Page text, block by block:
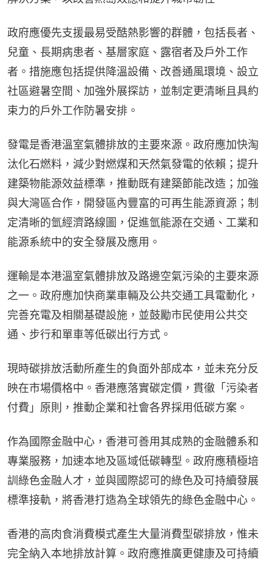
政府應優先支援最易受酷熱影響的群體，包括長者、
兒童、長期病患者、基層家庭、露宿者及戶外工作
者。措施應包括提供降溫設備、改善通風環境、設立
社區避暑空間、加強外展探訪，並制定更清晰且具約
束力的戶外工作防暑安排。
發電是香港溫室氣體排放的主要來源。政府應加快淘
汰化石燃料，減少對燃煤和天然氣發電的依賴；提升
建築物能源效益標準，推動既有建築節能改造；加強
與大灣區合作，開發區內豐富的可再生能源資源；制
定清晰的氫經濟路線圖，促進氫能源在交通、工業和
能源系統中的安全發展及應用。
運輸是本港溫室氣體排放及路邊空氣污染的主要來源
之一。政府應加快商業車輛及公共交通工具電動化，
完善充電及相關基礎設施，並鼓勵市民使用公共交
通、步行和單車等低碳出行方式。
現時碳排放活動所產生的負面外部成本，並未充分反
映在市場價格中。香港應落實碳定價，貫徹「污染者
付費」原則，推動企業和社會各界採用低碳方案。
作為國際金融中心，香港可善用其成熟的金融體系和
專業服務，加速本地及區域低碳轉型。政府應積極培
訓綠色金融人才，並與國際認可的綠色及可持續發展
標準接軌，將香港打造為全球領先的綠色金融中心。
香港的高肉食消費模式產生大量消費型碳排放，惟未
完全納入本地排放計算。政府應推廣更健康及可持續